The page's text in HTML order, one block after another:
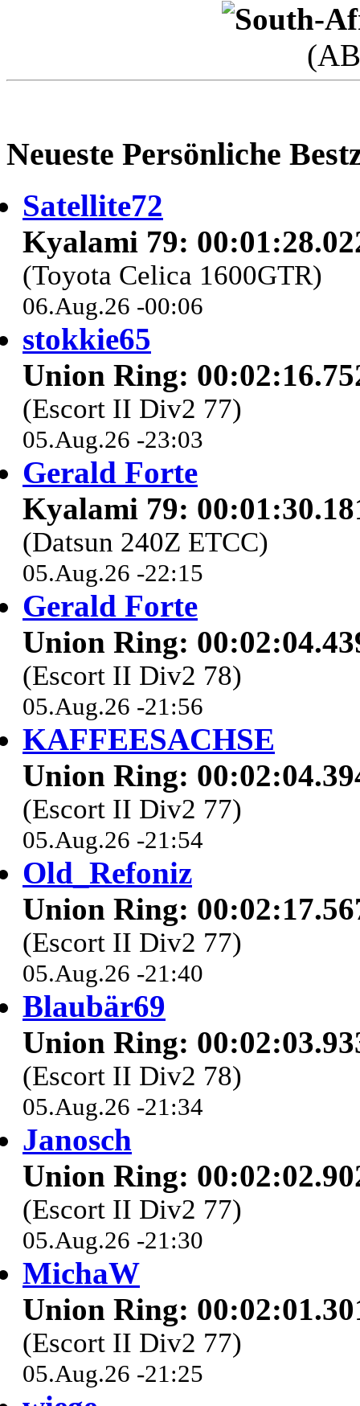
Neueste Persönliche
Satellite72
Kyalami 79:
(Toyota Celica 1600GTR)
06.Aug.26 -00:06
stokkie65
Union Ring:
(Escort II Div2 77)
05.Aug.26 -23:03
Gerald Forte
Kyalami 79:
(Datsun 240Z ETCC)
05.Aug.26 -22:15
Gerald Forte
Union Ring:
(Escort II Div2 78)
05.Aug.26 -21:56
KAFFEESACHSE
Union Ring:
(Escort II Div2 77)
05.Aug.26 -21:54
Old_Refoniz
Union Ring:
(Escort II Div2 77)
05.Aug.26 -21:40
Blaubär69
Union Ring:
(Escort II Div2 78)
05.Aug.26 -21:34
Janosch
Union Ring:
(Escort II Div2 77)
05.Aug.26 -21:30
MichaW
Union Ring:
(Escort II Div2 77)
05.Aug.26 -21:25